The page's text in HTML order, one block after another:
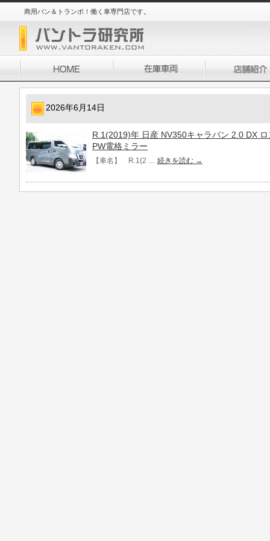
商用バン＆トランポ！働く車専門店です。
2026年6月14日
R.1(2019)年 日産 NV350キャラバン 2.0 DX
PW電格ミラー
【車名】 R.1(2 … 続きを読む →